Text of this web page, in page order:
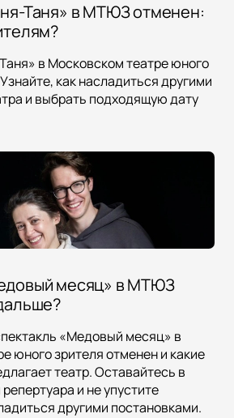
Таня» в МТЮЗ отменен:
в Московском театре юного
как насладиться другими
и выбрать подходящую дату
месяц» в МТЮЗ
«Медовый месяц» в
юного зрителя отменен и какие
театр. Оставайтесь в
и не упустите
другими постановками.